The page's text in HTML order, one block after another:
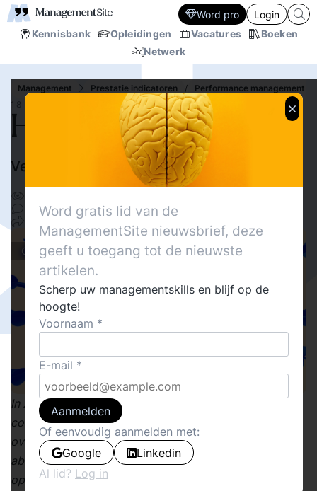
Kennisbank Opleidingen Vacatures
Boeken
Netwerk
Word pro Login
Management Prestatie indicatoren /
Performance management
18 JUN.‘26
Het failliet van de KPI
Verblind door data Roy van den Anker
Columns
In 2009 werkte ik voor een organisatie die zijn
complete bedrijfsmodel op zijn kop zette. Er werd
overgestapt van provisie naar een hybride
abonnementenmodel. Het zorgde voor nogal wat
ophef, en verrassend genoeg niet alleen onder het
Word gratis lid van de
ManagementSite nieuwsbrief, deze
geeft u toegang tot de nieuwste
artikelen.
Scherp uw managementskills en blijf op de
hoogte!
Voornaam
E-mail
Aanmelden
Of eenvoudig aanmelden met:
Google
Linkedin
Al lid? Log in